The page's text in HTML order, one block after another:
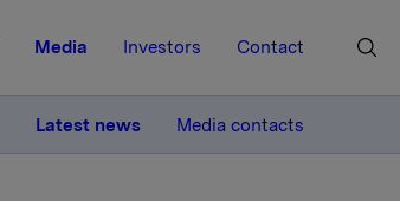
Media Investors Contact
Latest news Media contacts